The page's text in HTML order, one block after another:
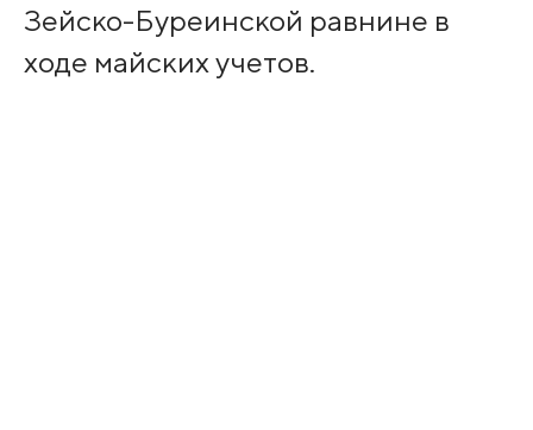
Зейско-Буреинской равнине в
ходе майских учетов.